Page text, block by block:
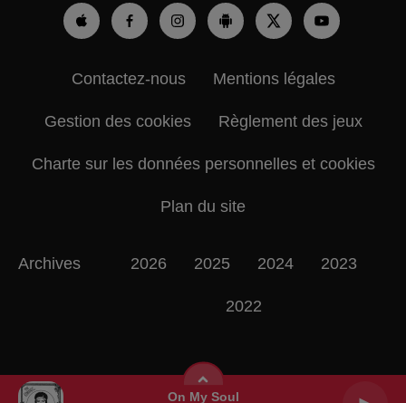
On My Soul
Contactez-nous Mentions légales
Gestion des cookies Règlement des jeux
Charte sur les données personnelles et cookies
Plan du site
Archives 2026 2025 2024 2023
2022